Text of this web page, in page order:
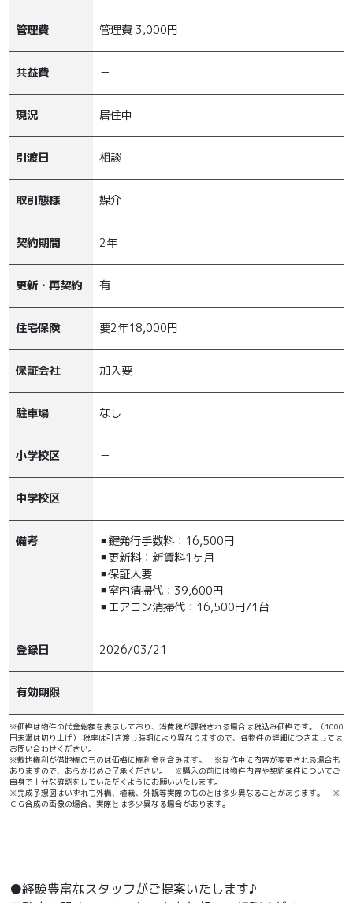
管理費 管理費 3,000円
共益費 －
現況 居住中
引渡日 相談
取引態様 媒介
契約期間 2年
更新・再契約 有
住宅保険 要2年18,000円
保証会社 加入要
駐車場 なし
小学校区 －
中学校区 －
備考
▪鍵発行手数料：16,500円
▪更新料：新賃料1ヶ月
▪保証人要
▪室内清掃代：39,600円
▪エアコン清掃代：16,500円/1台
登録日 2026/03/21
有効期限 －
※価格は物件の代金総額を表示しており、消費税が課税される場合は税込み価格です。（1000
円未満は切り上げ） 税率は引き渡し時期により異なりますので、各物件の詳細につきましては
お問い合わせください。
※敷地権利が借地権のものは価格に権利金を含みます。 ※制作中に内容が変更される場合も
ありますので、あらかじめご了承ください。 ※購入の前には物件内容や契約条件についてご
自身で十分な確認をしていただくようにお願いいたします。
※完成予想図はいずれも外構、植栽、外観等実際のものとは多少異なることがあります。 ※
ＣＧ合成の画像の場合、実際とは多少異なる場合があります。
●経験豊富なスタッフがご提案いたします♪